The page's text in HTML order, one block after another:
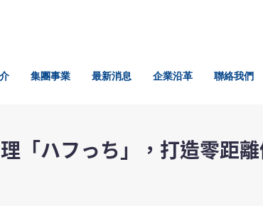
集團事業 最新消息 企業沿革 聯絡我們
「ハフっち」，打造零距